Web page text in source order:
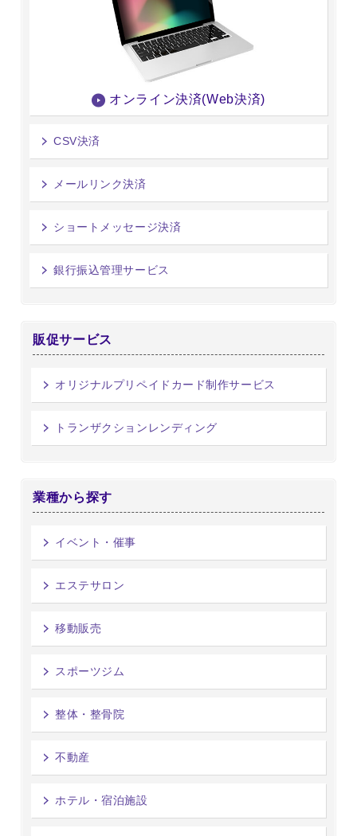
オンライン決済(Web決済)
CSV決済
メールリンク決済
ショートメッセージ決済
銀行振込管理サービス
販促サービス
オリジナルプリペイドカード制作サービス
トランザクションレンディング
業種から探す
イベント・催事
エステサロン
移動販売
スポーツジム
整体・整骨院
不動産
ホテル・宿泊施設